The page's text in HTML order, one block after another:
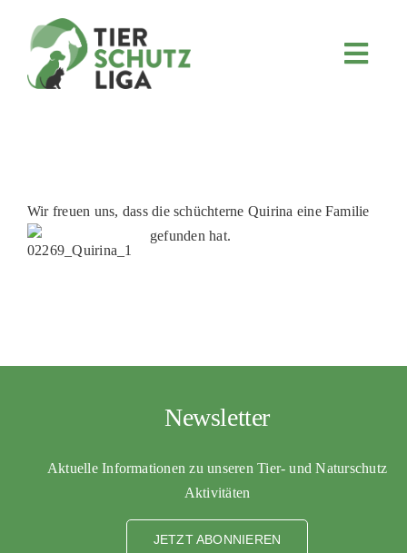
MITMACHEN
FÖRDERN & VERERBEN
HELFER WERDEN
Wir freuen uns, dass die schüchterne Quirina eine Familie
gefunden hat.
Newsletter
Aktuelle Informationen zu unseren Tier- und Naturschutz
Aktivitäten
JETZT ABONNIEREN